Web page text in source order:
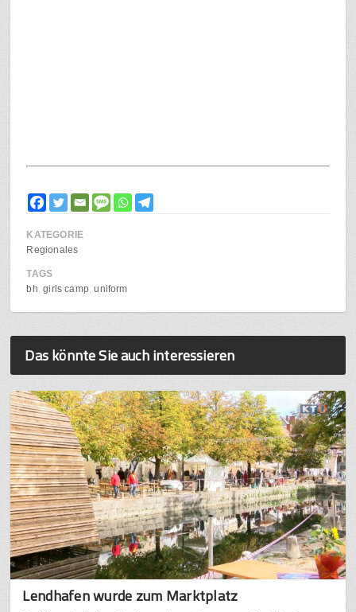
KATEGORIE
Regionales
TAGS
bh girls camp uniform
Das könnte Sie auch interessieren
Lendhafen wurde zum Marktplatz